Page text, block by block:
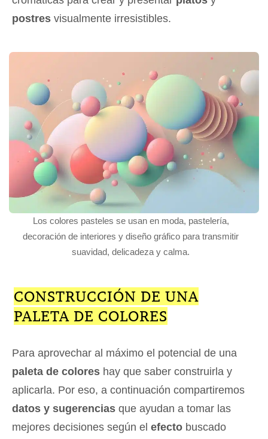
postres visualmente irresistibles.
Los colores pasteles se usan en moda, pastelería,
decoración de interiores y diseño gráfico para transmitir
suavidad, delicadeza y calma.
CONSTRUCCIÓN DE UNA
PALETA DE COLORES
Para aprovechar al máximo el potencial de una
paleta de colores hay que saber construirla y
aplicarla. Por eso, a continuación compartiremos
datos y sugerencias que ayudan a tomar las
mejores decisiones según el efecto buscado